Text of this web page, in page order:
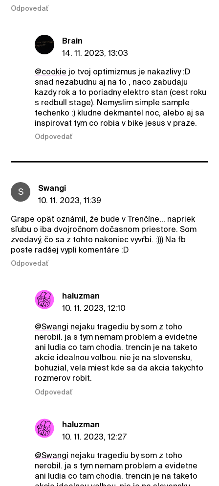
Odpovedať
Brain
14. 11. 2023, 13:03
@cookie jo tvoj optimizmus je nakazlivy :D
snad nezabudnu aj na to , naco zabudaju
kazdy rok a to poriadny elektro stan (cest roku
s redbull stage). Nemyslim simple sample
techenko :) kludne dekmantel noc, alebo aj sa
inspirovat tym co robia v bike jesus v praze.
Odpovedať
S
Swangi
10. 11. 2023, 11:39
Grape opäť oznámil, že bude v Trenčíne… napriek
sľubu o iba dvojročnom dočasnom priestore. Som
zvedavý, čo sa z tohto nakoniec vyvŕbi. :))) Na fb
poste radšej vypli komentáre :D
Odpovedať
haluzman
10. 11. 2023, 12:10
@Swangi nejaku tragediu by som z toho
nerobil. ja s tym nemam problem a evidetne
ani ludia co tam chodia. trencin je na taketo
akcie idealnou volbou. nie je na slovensku,
bohuzial, vela miest kde sa da akcia takychto
rozmerov robit.
Odpovedať
haluzman
10. 11. 2023, 12:27
@Swangi nejaku tragediu by som z toho
nerobil. ja s tym nemam problem a evidetne
ani ludia co tam chodia. trencin je na taketo